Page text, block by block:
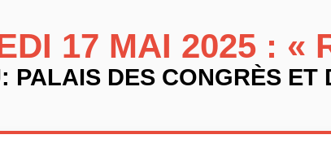
17 MAI 2025 : «
PALAIS DES CONGRÈS ET